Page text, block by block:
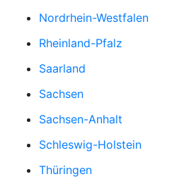
Nordrhein-Westfalen
Rheinland-Pfalz
Saarland
Sachsen
Sachsen-Anhalt
Schleswig-Holstein
Thüringen